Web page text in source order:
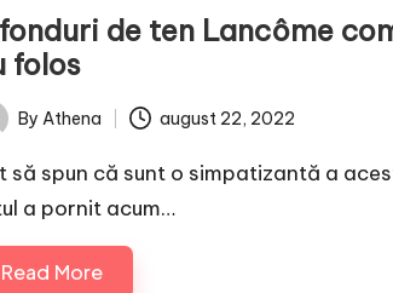
de ten Lancôme
folos
By Athena august 22, 2022
să spun că sunt o simpatizantă a
a pornit acum…
Read More